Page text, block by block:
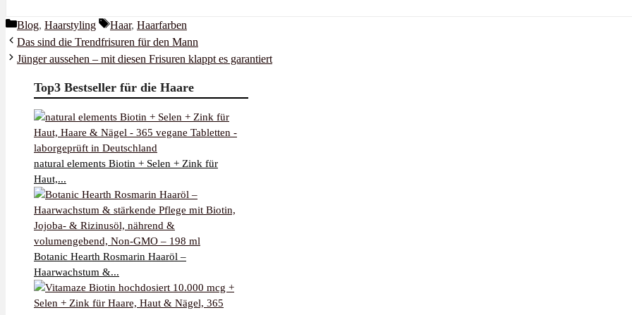
Kategorien
Blog, Haarstyling Schlagwörter
Haar, Haarfarben
Das sind die Trendfrisuren für den Mann
Jünger aussehen – mit diesen Frisuren klappt es garantiert
Top3 Bestseller für die Haare
natural elements Biotin + Selen + Zink für
Haut,...
Botanic Hearth Rosmarin Haaröl –
Haarwachstum &...